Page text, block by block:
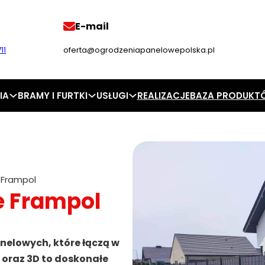
E-mail
oferta@ogrodzeniapanelowepolska.pl
BRAMY I FURTKI USŁUGI REALIZACJEBAZA
Frampol
które łączą w
3D to doskonałe